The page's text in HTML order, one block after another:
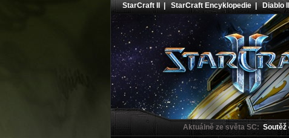
StarCraft II |StarCraft Encyklopedie|Diablo III
Aktuálně ze světa SC: Soutěž